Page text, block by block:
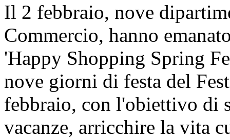
Il 2 febbraio, nove
Commercio, hanno
'Happy Shopping Spring
nove giorni di festa del
febbraio, con l'obiettivo di
vacanze, arricchire la vita